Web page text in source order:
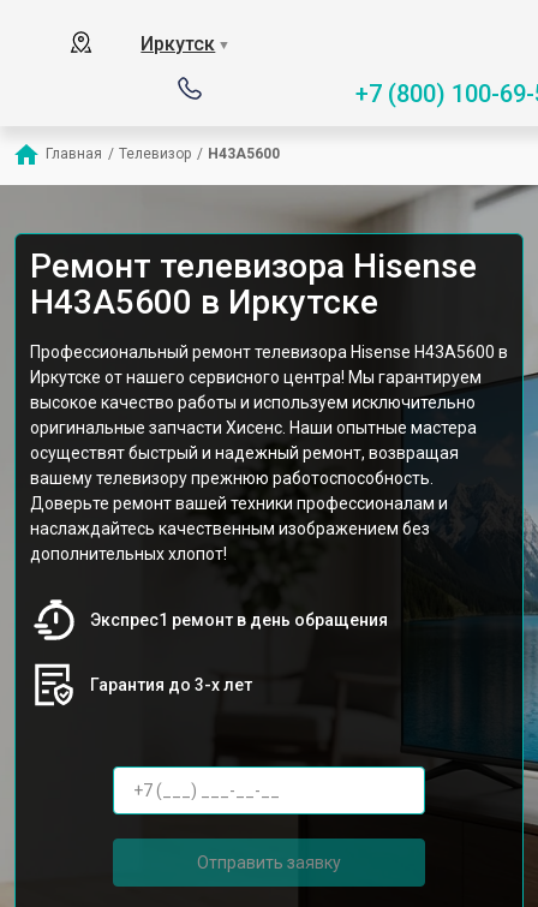
Иркутск ▼
+7 (800) 100-
Главная / Телевизор / H43A5600
Ремонт телевизора Hisense
H43A5600 в Иркутске
Профессиональный ремонт телевизора Hisense H43A5600 в
Иркутске от нашего сервисного центра! Мы гарантируем
высокое качество работы и используем исключительно
оригинальные запчасти Хисенс. Наши опытные мастера
осуществят быстрый и надежный ремонт, возвращая
вашему телевизору прежнюю работоспособность.
Доверьте ремонт вашей техники профессионалам и
наслаждайтесь качественным изображением без
дополнительных хлопот!
Экспрес1 ремонт в день обращения
Гарантия до 3-х лет
Отправить заявку